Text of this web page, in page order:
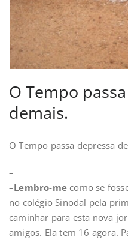
O Tempo
demais.
O Tempo passa depressa
–
–Lembro-me como se
no colégio Sinodal pela
caminhar para esta nova
amigos. Ela tem 16 agora.